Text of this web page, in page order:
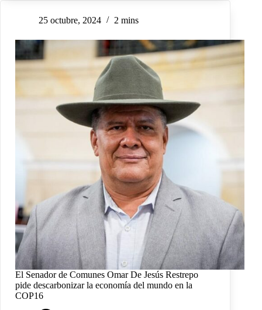
25 octubre, 2024 2 mins
El Senador de Comunes Omar De Jesús Restrepo
pide descarbonizar la economía del mundo en la
COP16